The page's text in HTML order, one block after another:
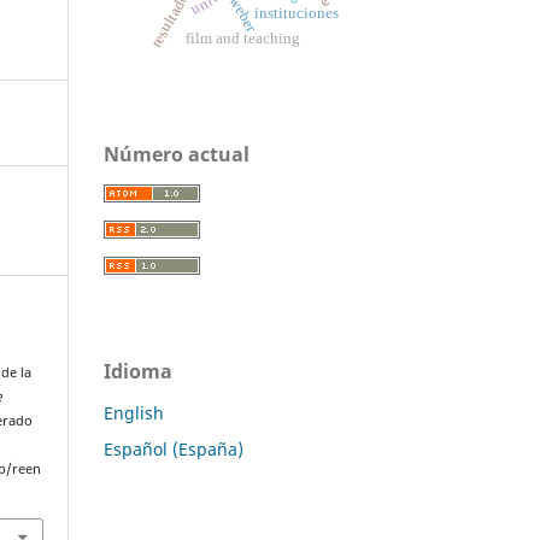
la
reen
weberinstituciones
film and teaching
Número actual
Idioma
English
Español (España)